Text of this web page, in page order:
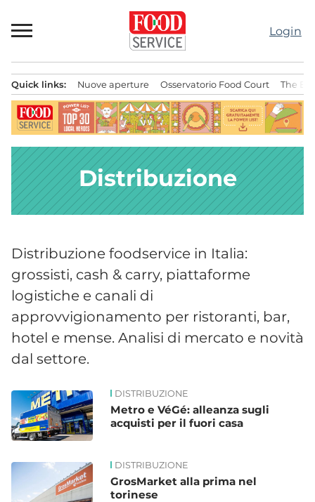
al
contenuto
Login
principale
Quick links: Nuove aperture Osservatorio Food Court The
Distribuzione
Distribuzione foodservice in Italia:
grossisti, cash & carry, piattaforme
logistiche e canali di
approvvigionamento per ristoranti, bar,
hotel e mense. Analisi di mercato e novità
dal settore.
News DISTRIBUZIONE
Metro e VéGé: alleanza sugli
acquisti per il fuori casa
DISTRIBUZIONE
GrosMarket alla prima nel
torinese